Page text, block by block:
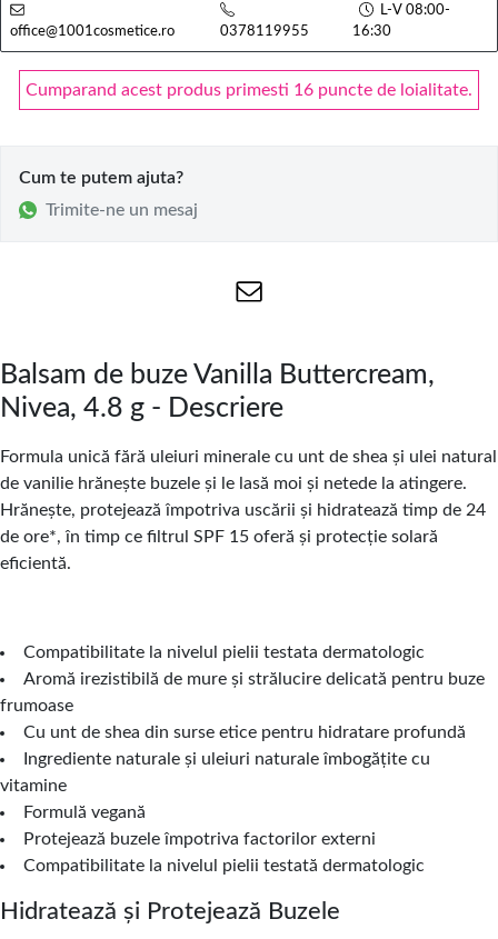
office@1001cosmetice.ro 0378119955
L-V 08:00-
16:30
Cumparand acest produs primesti 16 puncte de loialitate.
Cum te putem ajuta?
Trimite-ne un mesaj
Balsam de buze Vanilla Buttercream,
Nivea, 4.8 g - Descriere
Formula unică fără uleiuri minerale cu unt de shea și ulei natural
de vanilie hrănește buzele și le lasă moi și netede la atingere.
Hrănește, protejează împotriva uscării și hidratează timp de 24
de ore*, în timp ce filtrul SPF 15 oferă și protecție solară
eficientă.
Compatibilitate la nivelul pielii testata dermatologic
Aromă irezistibilă de mure și strălucire delicată pentru buze
frumoase
Cu unt de shea din surse etice pentru hidratare profundă
Ingrediente naturale și uleiuri naturale îmbogățite cu
vitamine
Formulă vegană
Protejează buzele împotriva factorilor externi
Compatibilitate la nivelul pielii testată dermatologic
Hidratează și Protejează Buzele